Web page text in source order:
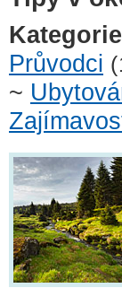
Průvodci
~